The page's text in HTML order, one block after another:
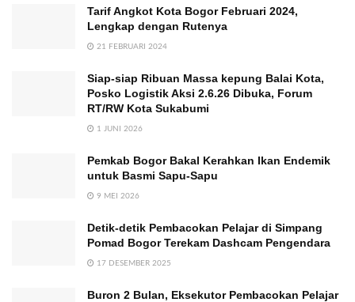
Tarif Angkot Kota Bogor Februari 2024,
Lengkap dengan Rutenya
21 FEBRUARI 2024
Siap-siap Ribuan Massa kepung Balai Kota,
Posko Logistik Aksi 2.6.26 Dibuka, Forum
RT/RW Kota Sukabumi
1 JUNI 2026
Pemkab Bogor Bakal Kerahkan Ikan Endemik
untuk Basmi Sapu-Sapu
9 MEI 2026
Detik-detik Pembacokan Pelajar di Simpang
Pomad Bogor Terekam Dashcam Pengendara
17 DESEMBER 2025
Buron 2 Bulan, Eksekutor Pembacokan Pelajar